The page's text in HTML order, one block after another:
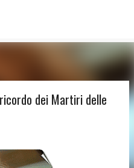
principali
dei Martiri delle